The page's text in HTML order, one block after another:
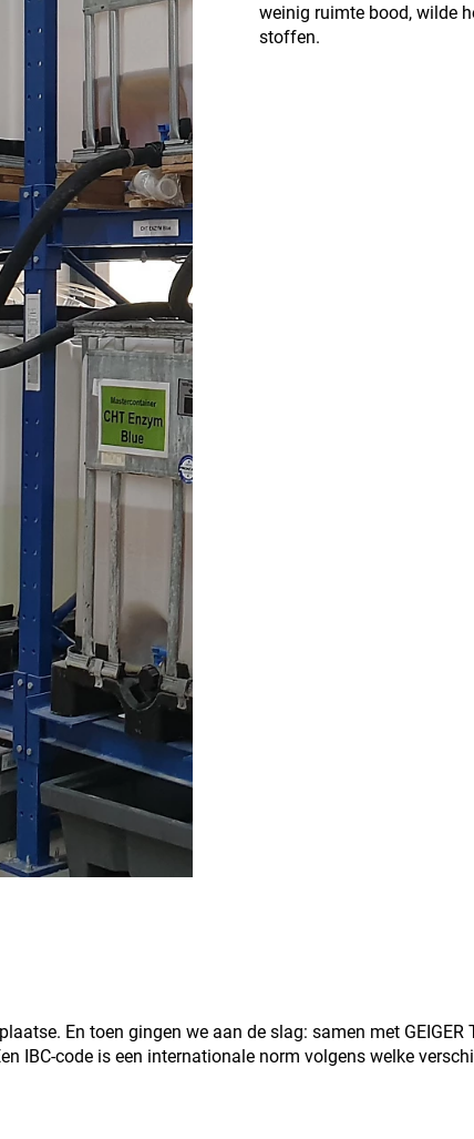
weinig ruimte bood, wilde
stoffen.
En toen gingen we aan de slag: samen met
IBC-code is een internationale norm volgens welke